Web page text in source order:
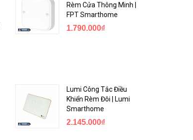
Rèm Cửa Thông Minh |
FPT Smarthome
1.790.000₫
Lumi Công Tắc Điều
Khiển Rèm Đôi | Lumi
Smarthome
2.145.000₫